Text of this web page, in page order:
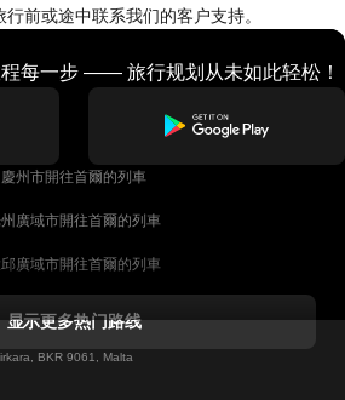
前或途中联系我们的客户支持。
每一步 —— 旅行规划从未如此轻松！
慶州市開往首爾的列車
廣域市開往首爾的列車
廣域市開往首爾的列車
柏林開往戈尔韦的列車
显示更多热门路线
BKR 9061, Malta